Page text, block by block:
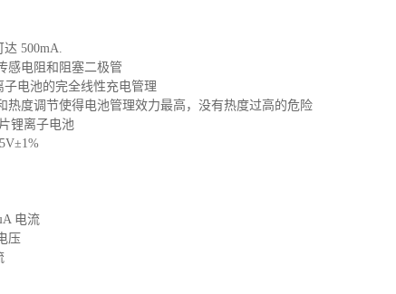
500mA.
感电阻和阻塞二极管
电池的完全线性充电管理
热度调节使得电池管理效力最高，没有热度过高的危险
锂离子电池
电流
压